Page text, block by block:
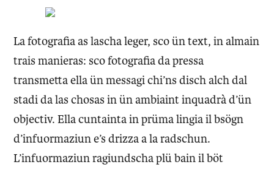
La fotografia as lascha leger, sco ün text, in almain
trais manieras: sco fotografia da pressa
transmetta ella ün messagi chi’ns disch alch dal
stadi da las chosas in ün ambiaint inquadrà d’ün
objectiv. Ella cuntainta in prüma lingia il bsögn
d’infuormaziun e’s drizza a la radschun.
L’infuormaziun ragiundscha plü bain il böt